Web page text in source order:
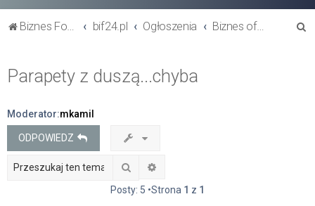
Biznes Forum bif24.pl Ogłoszenia Biznes oferty - szukam rynku zbytu
Parapety z duszą...chyba
Moderator:mkamil
ODPOWIEDZ
Szukaj
Posty: 5 •Strona 1 z 1